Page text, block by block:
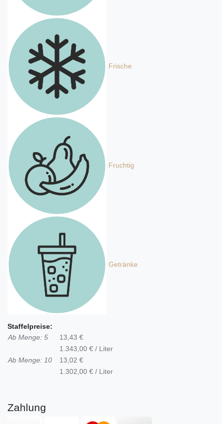
Frische
Fruchtig
Getränke
Staffelpreise:
Ab Menge: 5
13,43 €
1.343,00 € / Liter
Ab Menge: 10
13,02 €
1.302,00 € / Liter
Zahlung